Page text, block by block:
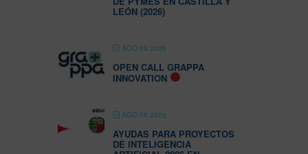
LEÓN (2026)
AGO 09 2026
OPEN CALL GRAPPA
INNOVATION
AGO 09 2026
AYUDAS PARA PROYECTOS
DE INTELIGENCIA